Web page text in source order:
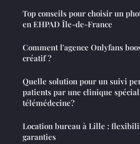
Top conseils pour choisir un
en EHPAD Île-de-France
Comment l'agence Onlyfans
créatif ?
Quelle solution pour un suivi
patients par une clinique
télémédecine?
Location bureau à Lille :
garanties